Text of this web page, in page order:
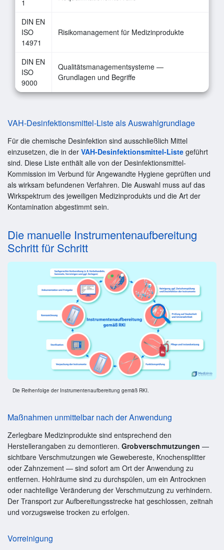
1
DIN EN
ISO
14971
Risikomanagement für Medizinprodukte
DIN EN
ISO
9000
Qualitätsmanagementsysteme —
Grundlagen und Begriffe
VAH-Desinfektionsmittel-Liste als Auswahlgrundlage
Für die chemische Desinfektion sind ausschließlich Mittel
einzusetzen, die in der VAH-Desinfektionsmittel-Liste geführt
sind. Diese Liste enthält alle von der Desinfektionsmittel-
Kommission im Verbund für Angewandte Hygiene geprüften und
als wirksam befundenen Verfahren. Die Auswahl muss auf das
Wirkspektrum des jeweiligen Medizinprodukts und die Art der
Kontamination abgestimmt sein.
Die manuelle Instrumentenaufbereitung
Schritt für Schritt
Die Reihenfolge der Instrumentenaufbereitung gemäß RKI.
Maßnahmen unmittelbar nach der Anwendung
Zerlegbare Medizinprodukte sind entsprechend den
Herstellerangaben zu demontieren. Grobverschmutzungen —
sichtbare Verschmutzungen wie Gewebereste, Knochensplitter
oder Zahnzement — sind sofort am Ort der Anwendung zu
entfernen. Hohlräume sind zu durchspülen, um ein Antrocknen
oder nachteilige Veränderung der Verschmutzung zu verhindern.
Der Transport zur Aufbereitungsstrecke hat geschlossen, zeitnah
und vorzugsweise trocken zu erfolgen.
Vorreinigung